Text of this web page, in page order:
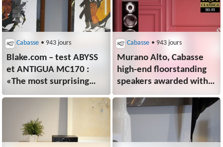
Cabasse • 943 jours
Blake.com – test ABYSS
et ANTIGUA MC170 :
«The most surprising
speaker amplifier set for
Cabasse • 943 jours
Murano Alto, Cabasse
high-end floorstanding
speakers awarded with a
“Choc de Classica Hi-Fi”